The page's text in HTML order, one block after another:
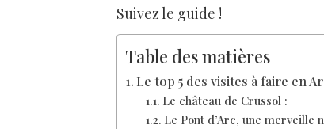
Suivez le guide !
Table des matières
Le top 5 des visites à faire en
Le château de Crussol :
Le Pont d’Arc, une merveille